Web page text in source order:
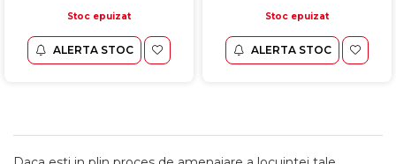
Stoc epuizat
ALERTA STOC
Stoc epuizat
ALERTA STOC